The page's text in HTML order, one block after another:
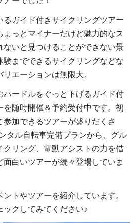
るガイド付きサイクリングツアー
っとマイナーだけど魅力的なス
いと見つけることができない景
までできるサイクリングなどな
エーションは無限大。
ハードルをぐっと下げるガイド付
を随時開催＆予約受付中です。初
加できるツアーが盛りだくさ
タル自転車完備プランから、グル
クリング、電動アシストの力を借
面白いツアーが続々登場していま
トやツアーを紹介しています。
クしてみてください♪